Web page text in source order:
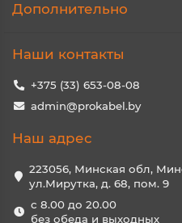
Дополнительно
Наши контакты
+375 (33) 653-08-08
admin@prokabel.by
Наш адрес
223056, Минская обл,
ул.Мирутка, д. 68, пом. 9
с 8.00 до 20.00
без обеда и выходных